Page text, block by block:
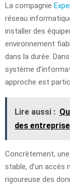
La compagnie
réseau
installer des
environnement
dans la durée.
système
approche est
Lire aussi :
des
Concrètement,
stable, d’un accès
rigoureuse des